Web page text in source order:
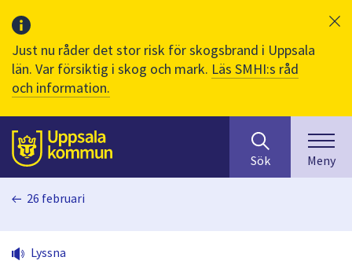
Just nu råder det stor risk för skogsbrand i Uppsala
län. Var försiktig i skog och mark. Läs SMHI:s råd
och information.
Till sidans
huvudinnehåll
efter
innehåll
på
Sök Meny
26 februari
Lyssna